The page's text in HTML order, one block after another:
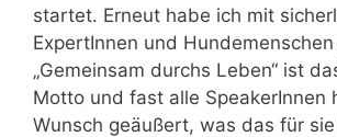
startet. Erneut habe ich mit
ExpertInnen und
„Gemeinsam durchs Leben“ ist
Motto und fast alle SpeakerInnen
Wunsch geäußert, was das für